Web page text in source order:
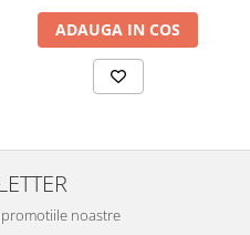
ADAUGA IN COS
noastre